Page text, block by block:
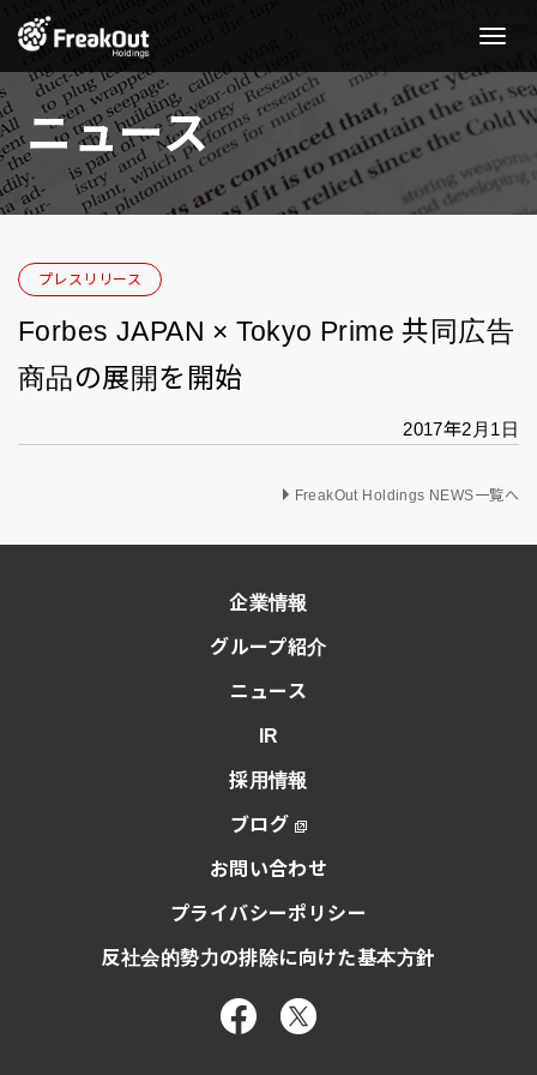
Toggle
ニュース
プレスリリース
Forbes JAPAN × Tokyo Prime 共同広告
商品の展開を開始
2017年2月1日
FreakOut Holdings NEWS一覧へ
企業情報
グループ紹介
ニュース
IR
採用情報
ブログ
お問い合わせ
プライバシーポリシー
反社会的勢力の排除に向けた基本方針